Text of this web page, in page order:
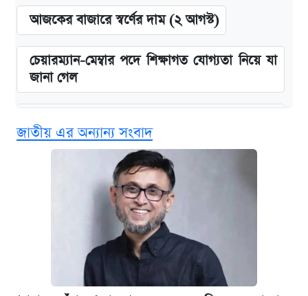
আজকের বাজারে স্বর্ণের দাম (২ আগস্ট)
চেয়ারম্যান-মেম্বার পদে শিক্ষাগত যোগ্যতা নিয়ে যা
জানা গেল
ভাতা
জুলাই স্মৃতি জাদুঘরে যেতে টিকিট কাটবেন যেভাবে
দেশের বাজারে ফের বেড়েছে সোনার দাম
ঢাবির সূর্যসেন হলে সমকামিতার অভিযোগে দুইজন
জাতীয় এর অন্যান্য সংবাদ